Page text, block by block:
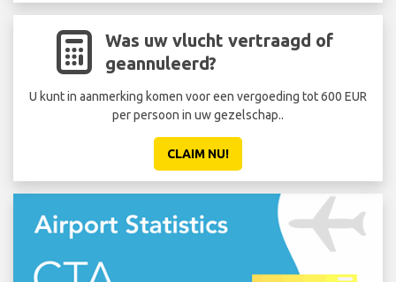
Was uw vlucht vertraagd of
geannuleerd?
U kunt in aanmerking komen voor een vergoeding tot 600 EUR
per persoon in uw gezelschap..
CLAIM NU!